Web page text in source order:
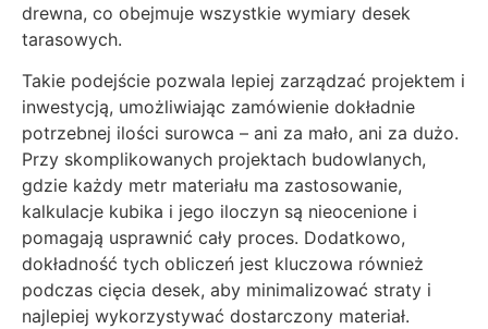
drewna, co obejmuje wszystkie wymiary desek
tarasowych.
Takie podejście pozwala lepiej zarządzać projektem i
inwestycją, umożliwiając zamówienie dokładnie
potrzebnej ilości surowca – ani za mało, ani za dużo.
Przy skomplikowanych projektach budowlanych,
gdzie każdy metr materiału ma zastosowanie,
kalkulacje kubika i jego iloczyn są nieocenione i
pomagają usprawnić cały proces. Dodatkowo,
dokładność tych obliczeń jest kluczowa również
podczas cięcia desek, aby minimalizować straty i
najlepiej wykorzystywać dostarczony materiał.